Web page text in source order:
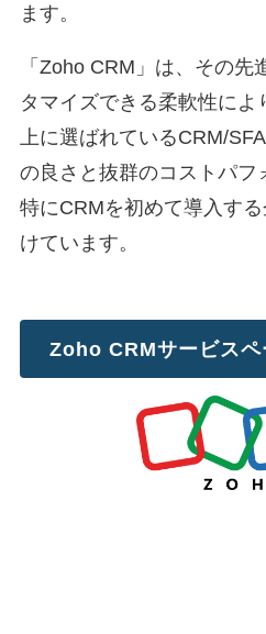
ます。
「Zoho CRM」は、その
タマイズできる柔軟性によ
上に選ばれているCRM/
の良さと抜群のコストパフ
特にCRMを初めて導入す
けています。
Zoho CRMサービスペ